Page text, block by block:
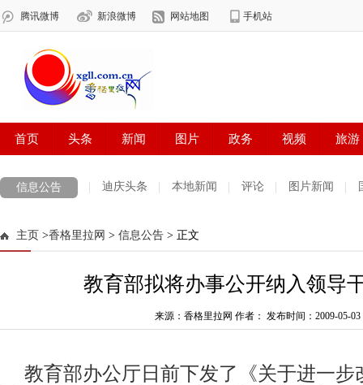
信息公告 迪庆头条 本地新闻 评论 图片新闻
主页 >香格里拉网 > 信息公告 > 正文
教育部拟将办事公开纳入领导
来源：香格里拉网 作者： 发布时间：2009-05-03
教育部办公厅日前下发了《关于进一步